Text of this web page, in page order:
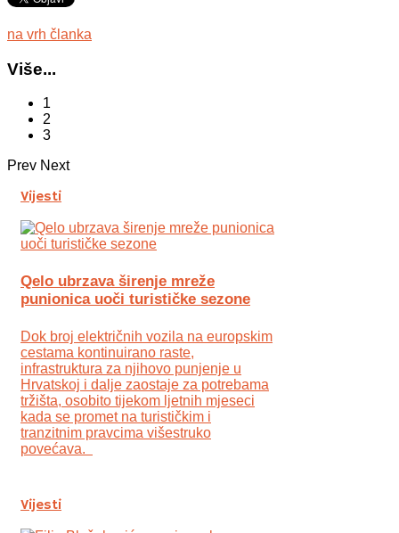
na vrh članka
Više...
1
2
3
Prev Next
Vijesti
Qelo ubrzava širenje mreže
punionica uoči turističke sezone
Dok broj električnih vozila na europskim
cestama kontinuirano raste,
infrastruktura za njihovo punjenje u
Hrvatskoj i dalje zaostaje za potrebama
tržišta, osobito tijekom ljetnih mjeseci
kada se promet na turističkim i
tranzitnim pravcima višestruko
povećava.
Vijesti